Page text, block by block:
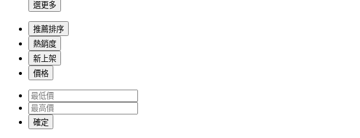
選更多
推薦排序
熱銷度
新上架
價格
確定